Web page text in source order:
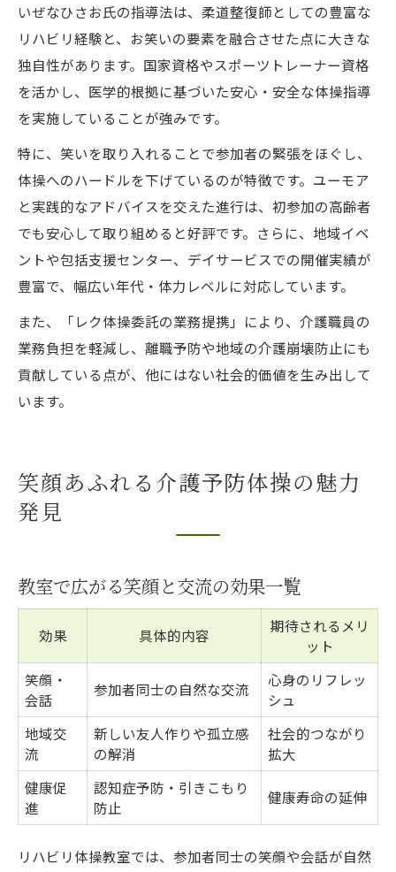
いぜなひさお氏の指導法は、柔道整復師としての豊富な
リハビリ経験と、お笑いの要素を融合させた点に大きな
独自性があります。国家資格やスポーツトレーナー資格
を活かし、医学的根拠に基づいた安心・安全な体操指導
を実施していることが強みです。
特に、笑いを取り入れることで参加者の緊張をほぐし、
体操へのハードルを下げているのが特徴です。ユーモア
と実践的なアドバイスを交えた進行は、初参加の高齢者
でも安心して取り組めると好評です。さらに、地域イベ
ントや包括支援センター、デイサービスでの開催実績が
豊富で、幅広い年代・体力レベルに対応しています。
また、「レク体操委託の業務提携」により、介護職員の
業務負担を軽減し、離職予防や地域の介護崩壊防止にも
貢献している点が、他にはない社会的価値を生み出して
います。
笑顔あふれる介護予防体操の魅力
発見
教室で広がる笑顔と交流の効果一覧
効果 具体的内容
期待されるメリ
ット
笑顔・
会話
参加者同士の自然な交流
心身のリフレッ
シュ
地域交
流
新しい友人作りや孤立感
の解消
社会的つながり
拡大
健康促
進
認知症予防・引きこもり
防止
健康寿命の延伸
リハビリ体操教室では、参加者同士の笑顔や会話が自然